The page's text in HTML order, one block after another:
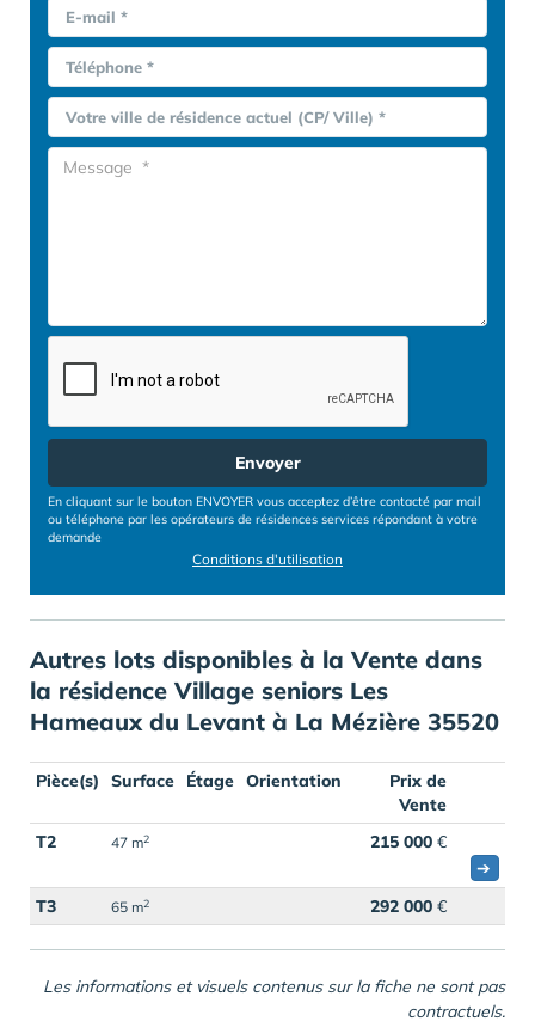
E-mail *
Téléphone *
Votre ville de résidence actuel (CP/ Ville) *
Envoyer
En cliquant sur le bouton ENVOYER vous acceptez d’être contacté par mail
ou téléphone par les opérateurs de résidences services répondant à votre
demande
Conditions d'utilisation
Autres lots disponibles à la Vente dans
la résidence Village seniors Les
Hameaux du Levant à La Mézière 35520
Pièce(s) Surface Étage Orientation
Prix de
Vente
T2
47 m2 215 000 €
➔
T3
65 m2 292 000 €
Les informations et visuels contenus sur la fiche ne sont pas
contractuels.